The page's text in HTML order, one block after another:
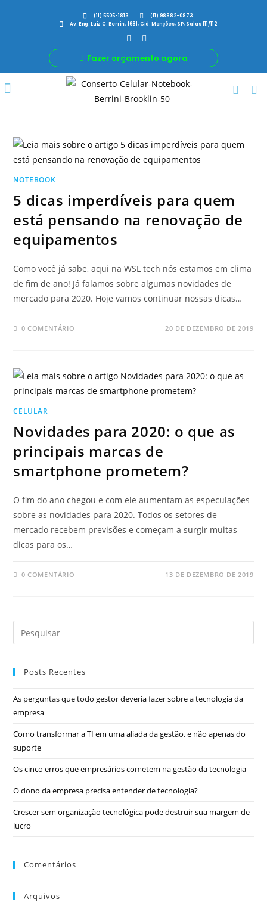
(11) 5505-1813
(11) 98882-0873
Av. Eng. Luiz C. Berrini, 1681, Cid. Monções, SP, Salas 111/112
Fazer orçamento agora
NOTEBOOK
5 dicas imperdíveis para quem
está pensando na renovação de
equipamentos
Como você já sabe, aqui na WSL tech nós estamos em clima
de fim de ano! Já falamos sobre algumas novidades de
mercado para 2020. Hoje vamos continuar nossas dicas…
0 COMENTÁRIO 20 DE DEZEMBRO DE 2019
CELULAR
Novidades para 2020: o que as
principais marcas de
smartphone prometem?
O fim do ano chegou e com ele aumentam as especulações
sobre as novidades para 2020. Todos os setores de
mercado recebem previsões e começam a surgir muitas
dicas para os…
0 COMENTÁRIO 13 DE DEZEMBRO DE 2019
Posts Recentes
As perguntas que todo gestor deveria fazer sobre a tecnologia da
empresa
Como transformar a TI em uma aliada da gestão, e não apenas do
suporte
Os cinco erros que empresários cometem na gestão da tecnologia
O dono da empresa precisa entender de tecnologia?
Crescer sem organização tecnológica pode destruir sua margem de
lucro
Comentários
Arquivos